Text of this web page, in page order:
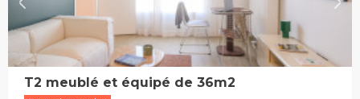
T2 meublé et équipé de 36m2